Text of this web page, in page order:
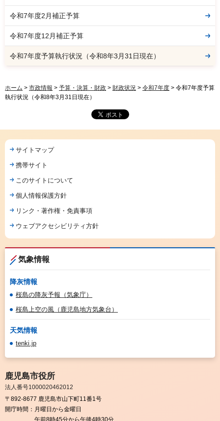
令和7年度2月補正予算
令和7年度12月補正予算
令和7年度予算執行状況（令和8年3月31日現在）
ホーム > 市政情報 > 予算・決算・財政 > 財政状況 > 令和7年度 > 令和7年度予算
執行状況（令和8年3月31日現在）
サイトマップ
携帯サイト
このサイトについて
個人情報保護方針
リンク・著作権・免責事項
ウェブアクセシビリティ方針
気象情報
降灰情報
桜島の降灰予報（気象庁）
桜島上空の風（鹿児島地方気象台）
天気情報
tenki.jp
鹿児島市役所
法人番号1000020462012
〒892-8677 鹿児島市山下町11番1号
開庁時間： 月曜日から金曜日
午前8時45分から午後4時30分